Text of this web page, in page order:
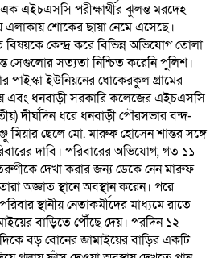
এইচএসসি পরীক্ষার্থীর ঝুলন্ত মরদেহ
শোকের ছায়া নেমে এসেছে।
বিষয়কে কেন্দ্র করে বিভিন্ন অভিযোগ তোলা
সেগুলোর সত্যতা নিশ্চিত করেনি পুলিশ।
পাইস্কা ইউনিয়নের ধোকেরকুল গ্রামের
এবং ধনবাড়ী সরকারি কলেজের এইচএসসি
দীর্ঘদিন ধরে ধনবাড়ী পৌরসভার বন্দ-
মিয়ার ছেলে মো. মারুফ হোসেন শান্তর সঙ্গে
দাবি। পরিবারের অভিযোগ, গত ১১
দেখা করার জন্য ডেকে নেন মারুফ
অজ্ঞাত স্থানে অবস্থান করেন। পরে
স্থানীয় নেতাকর্মীদের মাধ্যমে রাতে
বাড়িতে পৌঁছে দেয়। পরদিন ১২
বড় বোনের জামাইয়ের বাড়ির একটি